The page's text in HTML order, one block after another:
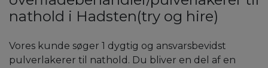
nathold i Hadsten(try og hire)
Vores kunde søger 1 dygtig og ansvarsbevidst
pulverlakerer til nathold. Du bliver en del af en